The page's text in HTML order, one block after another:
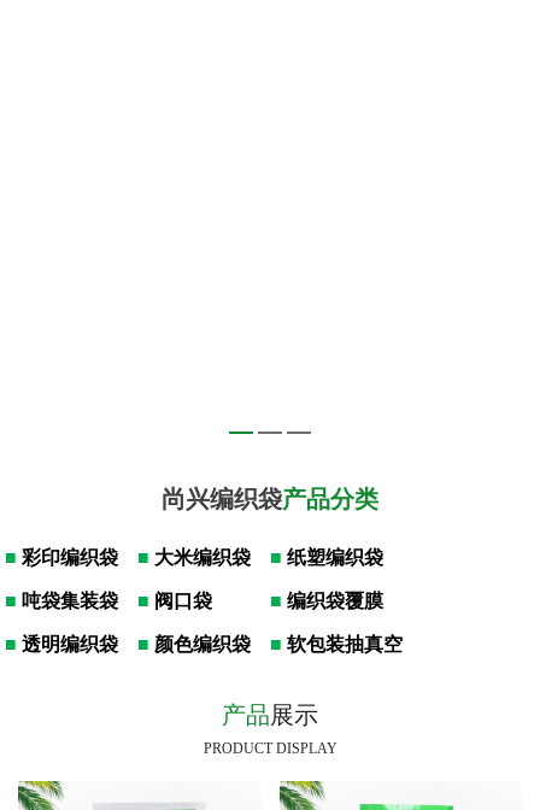
尚兴编织袋产品分类
■ 彩印编织袋 ■ 大米编织袋 ■ 纸塑编织袋
■ 吨袋集装袋 ■ 阀口袋 ■ 编织袋覆膜
■ 透明编织袋 ■ 颜色编织袋 ■ 软包装抽真空
产品展示
PRODUCT DISPLAY